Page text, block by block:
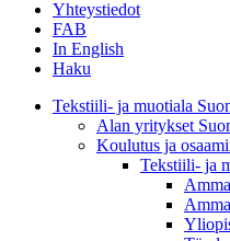
Yhteystiedot
FAB
In English
Haku
Tekstiili- ja muotiala
Alan yritykset
Koulutus ja
Tekstiili- ja